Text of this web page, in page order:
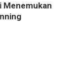
Menemukan